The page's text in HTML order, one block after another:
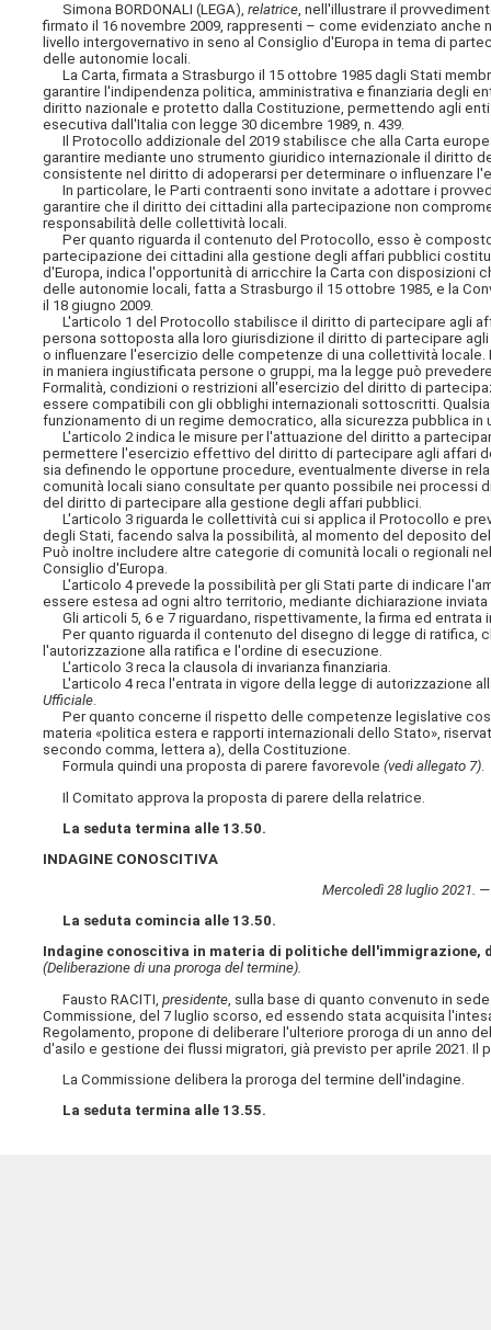
Simona BORDONALI (LEGA),relatrice, nell'illustrare il
firmato il 16 novembre 2009, rappresenti – come evidenziato
livello intergovernativo in seno al Consiglio d'Europa in tema di
delle autonomie locali.
La Carta, firmata a Strasburgo il 15 ottobre 1985 dagli Stati
garantire l'indipendenza politica, amministrativa e finanziaria degli
diritto nazionale e protetto dalla Costituzione, permettendo agli
esecutiva dall'Italia con legge 30 dicembre 1989, n. 439.
Il Protocollo addizionale del 2019 stabilisce che alla Carta
garantire mediante uno strumento giuridico internazionale il diritto
consistente nel diritto di adoperarsi per determinare o influenzare
In particolare, le Parti contraenti sono invitate a adottare i
garantire che il diritto dei cittadini alla partecipazione non
responsabilità delle collettività locali.
Per quanto riguarda il contenuto del Protocollo, esso è
partecipazione dei cittadini alla gestione degli affari pubblici
d'Europa, indica l'opportunità di arricchire la Carta con disposizioni
delle autonomie locali, fatta a Strasburgo il 15 ottobre 1985, e la
il 18 giugno 2009.
L'articolo 1 del Protocollo stabilisce il diritto di partecipare agli
persona sottoposta alla loro giurisdizione il diritto di partecipare
o influenzare l'esercizio delle competenze di una collettività
in maniera ingiustificata persone o gruppi, ma la legge può
Formalità, condizioni o restrizioni all'esercizio del diritto di
essere compatibili con gli obblighi internazionali sottoscritti.
funzionamento di un regime democratico, alla sicurezza pubblica
L'articolo 2 indica le misure per l'attuazione del diritto a
permettere l'esercizio effettivo del diritto di partecipare agli affari
sia definendo le opportune procedure, eventualmente diverse in
comunità locali siano consultate per quanto possibile nei
del diritto di partecipare alla gestione degli affari pubblici.
L'articolo 3 riguarda le collettività cui si applica il Protocollo e
degli Stati, facendo salva la possibilità, al momento del deposito
Può inoltre includere altre categorie di comunità locali o regionali
Consiglio d'Europa.
L'articolo 4 prevede la possibilità per gli Stati parte di indicare
essere estesa ad ogni altro territorio, mediante dichiarazione inviata
Gli articoli 5, 6 e 7 riguardano, rispettivamente, la firma ed
Per quanto riguarda il contenuto del disegno di legge di ratifica,
l'autorizzazione alla ratifica e l'ordine di esecuzione.
L'articolo 3 reca la clausola di invarianza finanziaria.
L'articolo 4 reca l'entrata in vigore della legge di autorizzazione
Ufficiale.
Per quanto concerne il rispetto delle competenze legislative
materia «politica estera e rapporti internazionali dello Stato»,
secondo comma, lettera a), della Costituzione.
Formula quindi una proposta di parere favorevole(vedi allegato 7).
Il Comitato approva la proposta di parere della relatrice.
La seduta termina alle 13.50.
INDAGINE CONOSCITIVA
Mercoledì 28 luglio 2021.
La seduta comincia alle 13.50.
Indagine conoscitiva in materia di politiche
(Deliberazione di una proroga del termine).
Fausto RACITI,presidente , sulla base di quanto convenuto in
Commissione, del 7 luglio scorso, ed essendo stata acquisita
Regolamento, propone di deliberare l'ulteriore proroga di un anno
d'asilo e gestione dei flussi migratori, già previsto per aprile 2021.
La Commissione delibera la proroga del termine dell'indagine.
La seduta termina alle 13.55.